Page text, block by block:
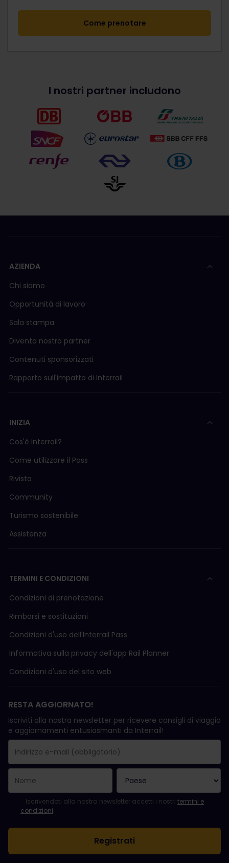
Come prenotare
I nostri partner includono
AZIENDA
Chi siamo
Opportunità di lavoro
Sala stampa
Diventa nostro partner
Contenuti sponsorizzati
Rapporto sull'impatto di Interrail
INIZIA
Cos'è Interrail?
Come utilizzare il Pass
Rivista
Community
Turismo sostenibile
Assistenza
TERMINI E CONDIZIONI
Condizioni di prenotazione
Rimborsi e sostituzioni
Condizioni d'uso delI'Interrail Pass
Informativa sulla privacy dell'app Rail Planner
Condizioni d'uso del sito web
RESTA AGGIORNATO!
Iscriviti alla nostra newsletter per ricevere consigli di viaggio
e aggiornamenti entusiasmanti da Interrail!
La registrazione è avvenuta con successo.
Il campo "Indirizzo e-mail" è obbligatorio.
L'indirizzo e-mail non è valido.
Si è verificato un errore durante l'iscrizione alla newsletter.
Sei già iscritto a questa newsletter!
Per iscriversi alla newsletter, accettare i termini e le condizioni.
Iscrivendoti alla nostra newsletter accetti i nostri termini e
condizioni.